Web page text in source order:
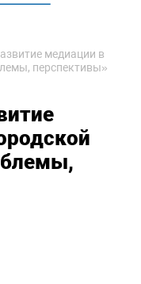
медиации в
перспективы»